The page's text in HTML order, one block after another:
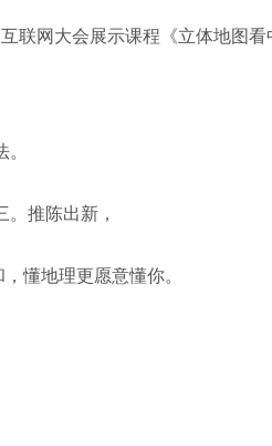
联网大会展示课程《立体地图看
。推陈出新，
懂地理更愿意懂你。